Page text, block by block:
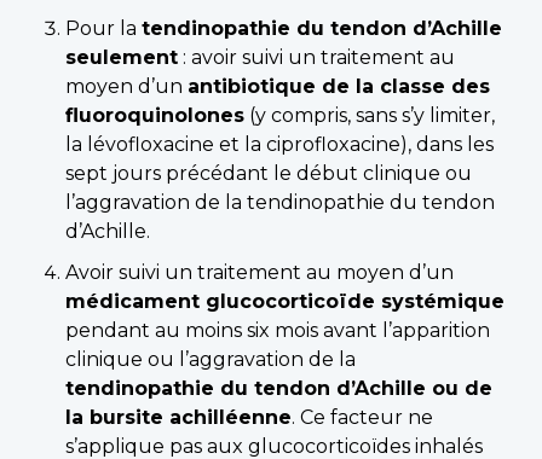
Pour la tendinopathie du tendon d’Achille
seulement : avoir suivi un traitement au
moyen d’un antibiotique de la classe des
fluoroquinolones (y compris, sans s’y limiter,
la lévofloxacine et la ciprofloxacine), dans les
sept jours précédant le début clinique ou
l’aggravation de la tendinopathie du tendon
d’Achille.
Avoir suivi un traitement au moyen d’un
médicament glucocorticoïde systémique
pendant au moins six mois avant l’apparition
clinique ou l’aggravation de la
tendinopathie du tendon d’Achille ou de
la bursite achilléenne. Ce facteur ne
s’applique pas aux glucocorticoïdes inhalés